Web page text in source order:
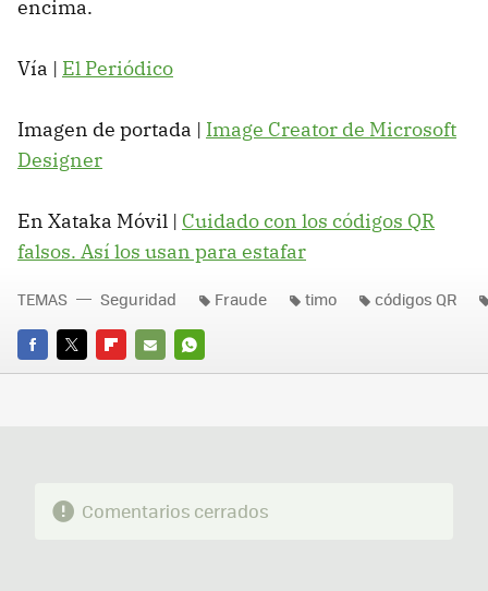
encima.
Vía | El Periódico
Imagen de portada | Image Creator de Microsoft
Designer
En Xataka Móvil | Cuidado con los códigos QR
falsos. Así los usan para estafar
FACEBOOK
TWITTERFLIPBOARD
E-
WHATSAPP
TEMAS Seguridad Fraude timo códigos QR
Comentarios cerrados